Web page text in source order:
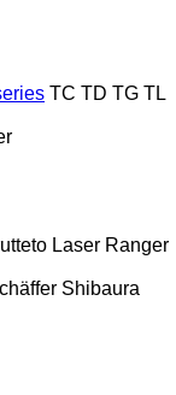
TC TD TG TL
Laser Ranger
Shibaura